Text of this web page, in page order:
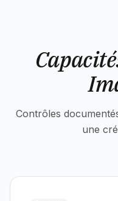
Contrôles
une